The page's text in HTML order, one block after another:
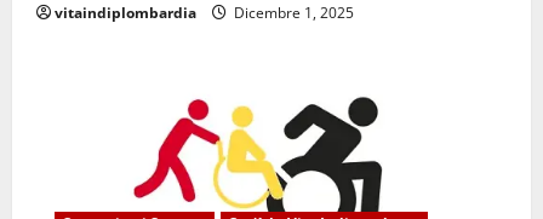
vitaindiplombardia Dicembre 1, 2025